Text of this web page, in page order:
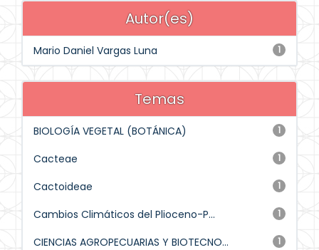
Autor(es)
1
Mario Daniel Vargas Luna
Temas
1
BIOLOGÍA VEGETAL (BOTÁNICA)
1
Cacteae
1
Cactoideae
1
Cambios Climáticos del Plioceno-P...
1
CIENCIAS AGROPECUARIAS Y BIOTECNO...